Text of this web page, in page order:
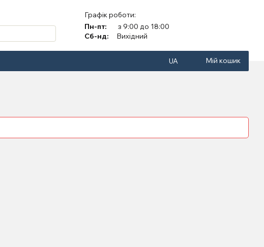
Графік роботи:
Пн-пт:
з 9:00 до 18:00
Сб-нд:
Вихідний
UA Мій кошик